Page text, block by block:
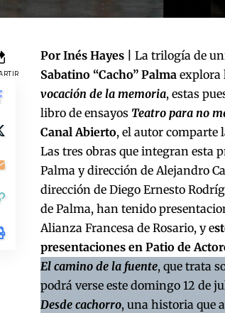
Por Inés Hayes |
La trilogía de
Sabatino “Cacho” Palmaexplora
vocación de la memoria, estas
libro de ensayos Teatro para no
Canal Abierto, el autor comparte
Las tres obras que integran esta
Palma y dirección de Alejandro
dirección de Diego Ernesto
de Palma, han tenido
Alianza Francesa de Rosario, y e
presentaciones en Patio de
El camino de la fuente, que trata
podrá verse este domingo 12 de
Desde cachorro, una historia que